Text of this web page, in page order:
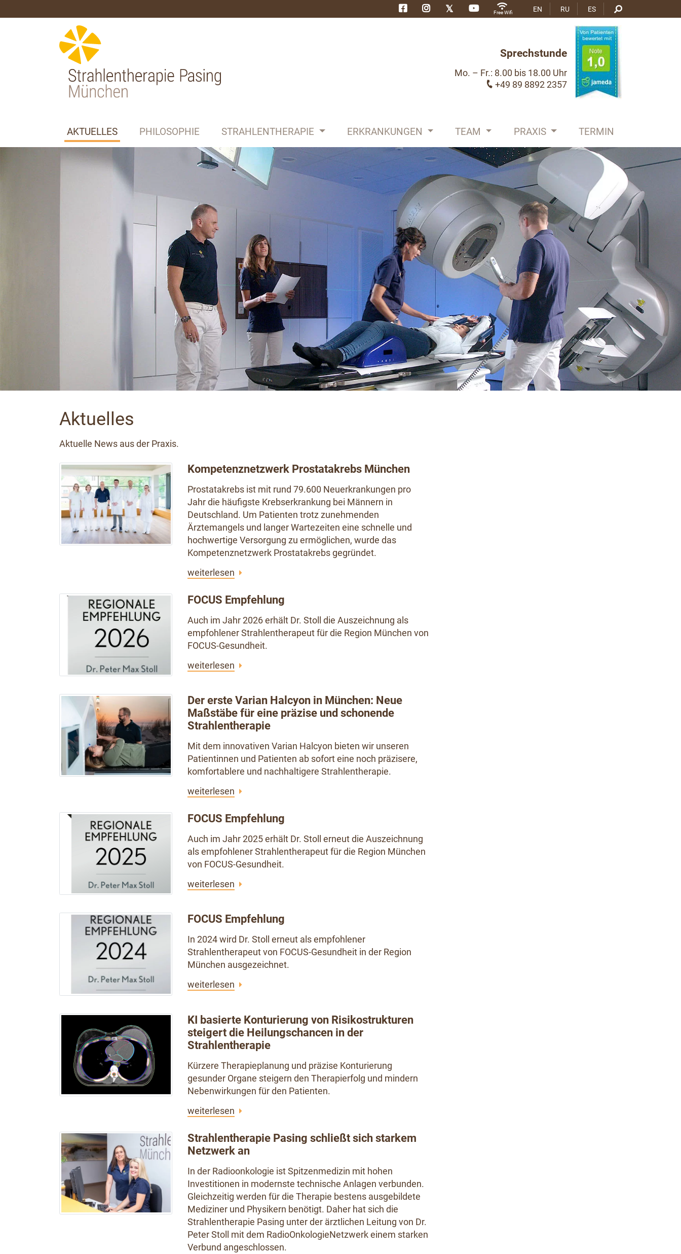
Free Wifi EN RU ES
Sprechstunde
Mo. – Fr.: 8.00 bis 18.00 Uhr
+49 89 8892 2357
AKTUELLES PHILOSOPHIE STRAHLENTHERAPIE ERKRANKUNGEN TEAM PRAXIS TERMIN
Aktuelles
Aktuelle News aus der Praxis.
Kompetenznetzwerk Prostatakrebs München
Prostatakrebs ist mit rund 79.600 Neuerkrankungen pro
Jahr die häufigste Krebserkrankung bei Männern in
Deutschland. Um Patienten trotz zunehmenden
Ärztemangels und langer Wartezeiten eine schnelle und
hochwertige Versorgung zu ermöglichen, wurde das
Kompetenznetzwerk Prostatakrebs gegründet.
weiterlesen
FOCUS Empfehlung
Auch im Jahr 2026 erhält Dr. Stoll die Auszeichnung als
empfohlener Strahlentherapeut für die Region München von
FOCUS-Gesundheit.
weiterlesen
Der erste Varian Halcyon in München: Neue
Maßstäbe für eine präzise und schonende
Strahlentherapie
Mit dem innovativen Varian Halcyon bieten wir unseren
Patientinnen und Patienten ab sofort eine noch präzisere,
komfortablere und nachhaltigere Strahlentherapie.
weiterlesen
FOCUS Empfehlung
Auch im Jahr 2025 erhält Dr. Stoll erneut die Auszeichnung
als empfohlener Strahlentherapeut für die Region München
von FOCUS-Gesundheit.
weiterlesen
FOCUS Empfehlung
In 2024 wird Dr. Stoll erneut als empfohlener
Strahlentherapeut von FOCUS-Gesundheit in der Region
München ausgezeichnet.
weiterlesen
KI basierte Konturierung von Risikostrukturen
steigert die Heilungschancen in der
Strahlentherapie
Kürzere Therapieplanung und präzise Konturierung
gesunder Organe steigern den Therapierfolg und mindern
Nebenwirkungen für den Patienten.
weiterlesen
Strahlentherapie Pasing schließt sich starkem
Netzwerk an
In der Radioonkologie ist Spitzenmedizin mit hohen
Investitionen in modernste technische Anlagen verbunden.
Gleichzeitig werden für die Therapie bestens ausgebildete
Mediziner und Physikern benötigt. Daher hat sich die
Strahlentherapie Pasing unter der ärztlichen Leitung von Dr.
Peter Stoll mit dem RadioOnkologieNetzwerk einem starken
Verbund angeschlossen.